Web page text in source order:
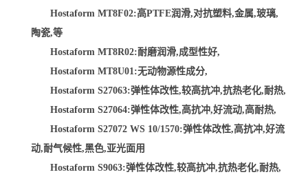
Hostaform MT8F02:高PTFE润滑,对抗塑料,金属,玻璃,
陶瓷,等
Hostaform MT8R02:耐磨润滑,成型性好,
Hostaform MT8U01:无动物源性成分,
Hostaform S27063:弹性体改性,较高抗冲,抗热老化,耐热,
Hostaform S27064:弹性体改性,高抗冲,好流动,高耐热,
Hostaform S27072 WS 10/1570:弹性体改性,高抗冲,好流
动,耐气候性,黑色,亚光面用
Hostaform S9063:弹性体改性,较高抗冲,抗热老化,耐热,